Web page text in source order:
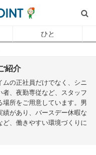
ひと
紹介
の正社員だけでなく、シニ
、夜勤専従など、スタッフ
所をご用意しています。男
があり、バースデー休暇な
ど、働きやすい環境づくりに